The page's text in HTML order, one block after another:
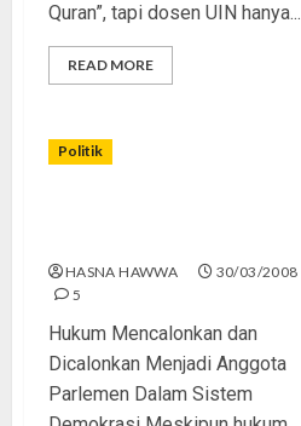
Quran”, tapi dosen UIN hanya...
READ MORE
Politik
HASNA HAWWA
30/03/2008
5
Hukum Mencalonkan dan
Dicalonkan Menjadi Anggota
Parlemen Dalam Sistem